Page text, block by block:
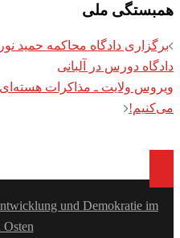
همبستگی ملی
Post
navigation
دادگاه دورس در آلبانی
ویروس ولایت ـ مذاکرات هسته‌ای
می‌کنیم!
und Demokratie im
Osten